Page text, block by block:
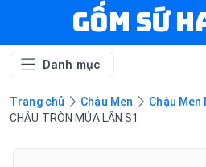
Gốm Sứ
Danh mục
Trang chủ Chậu Men
Chậu Men
CHẬU TRÒN MÚA LÂN S1